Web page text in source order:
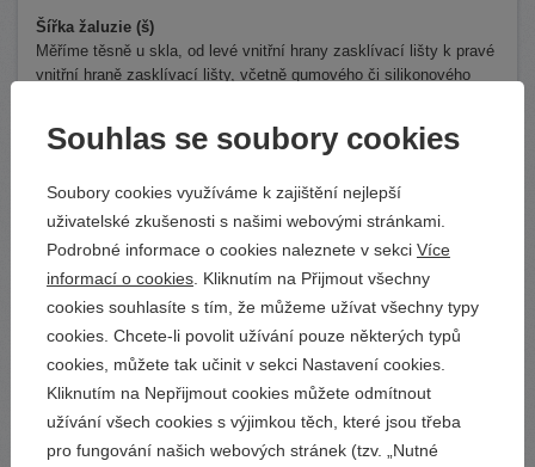
Šířka žaluzie (š)
Měříme těsně u skla, od levé vnitřní hrany zasklívací lišty k pravé
vnitřní hraně zasklívací lišty, včetně gumového či silikonového
výrobu a objednávku žaluzie udáváme nejmenší naměřený rozměr.
Měříme ve stejné hloubce zasklívacích lišt jako šířku žaluzie, od
horní lišty ke spodní.
Žaluzie Hit I vyměření a montáž
Souhlas se soubory cookies
Soubory cookies využíváme k zajištění nejlepší
uživatelské zkušenosti s našimi webovými stránkami.
Podrobné informace o cookies naleznete v sekci Více
informací o cookies. Kliknutím na Přijmout všechny
cookies souhlasíte s tím, že můžeme užívat všechny typy
cookies. Chcete-li povolit užívání pouze některých typů
cookies, můžete tak učinit v sekci Nastavení cookies.
Kliknutím na Nepřijmout cookies můžete odmítnout
užívání všech cookies s výjimkou těch, které jsou třeba
pro fungování našich webových stránek (tzv. „Nutné